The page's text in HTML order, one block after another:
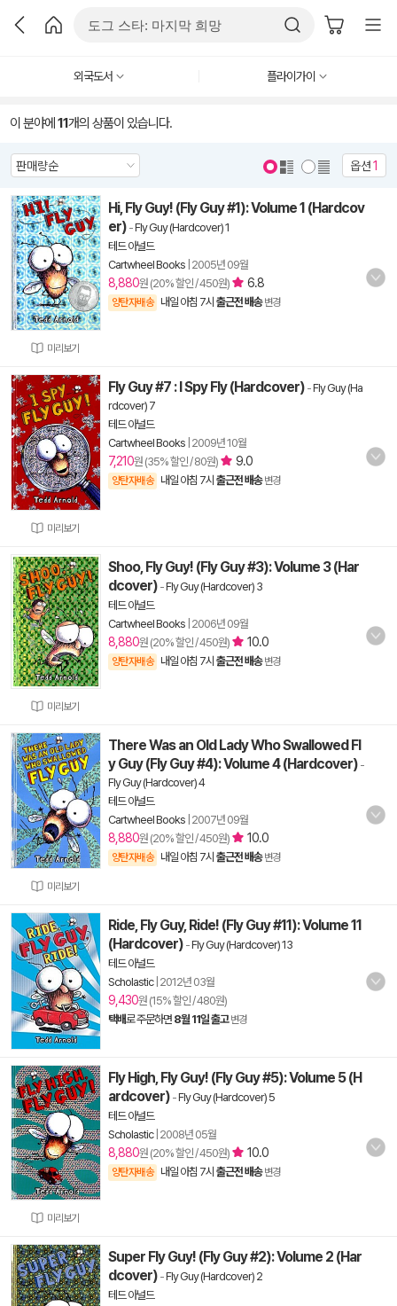
외국도서 플라이가이
이 분야에 11개의 상품이 있습니다.
옵션1
미리보기
Hi, Fly Guy! (Fly Guy #1): Volume 1 (Hardcov
er) -Fly Guy (Hardcover) 1
테드 아널드
Cartwheel Books 2005년 09월
8,880원 (20% 할인 / 450원) 6.8
양탄자배송 내일 아침 7시 출근전 배송 변경
미리보기
Fly Guy #7 : I Spy Fly (Hardcover) -Fly Guy (Ha
rdcover) 7
테드 아널드
Cartwheel Books 2009년 10월
7,210원 (35% 할인 / 80원) 9.0
양탄자배송 내일 아침 7시 출근전 배송 변경
미리보기
Shoo, Fly Guy! (Fly Guy #3): Volume 3 (Har
dcover) -Fly Guy (Hardcover) 3
테드 아널드
Cartwheel Books 2006년 09월
8,880원 (20% 할인 / 450원) 10.0
양탄자배송 내일 아침 7시 출근전 배송 변경
미리보기
There Was an Old Lady Who Swallowed Fl
y Guy (Fly Guy #4): Volume 4 (Hardcover) -
Fly Guy (Hardcover) 4
테드 아널드
Cartwheel Books 2007년 09월
8,880원 (20% 할인 / 450원) 10.0
양탄자배송 내일 아침 7시 출근전 배송 변경
Ride, Fly Guy, Ride! (Fly Guy #11): Volume 11
(Hardcover) -Fly Guy (Hardcover) 13
테드 아널드
Scholastic| 2012년 03월
9,430원 (15% 할인 / 480원)
택배로 주문하면 8월 11일 출고 변경
미리보기
Fly High, Fly Guy! (Fly Guy #5): Volume 5 (H
ardcover) -Fly Guy (Hardcover) 5
테드 아널드
Scholastic| 2008년 05월
8,880원 (20% 할인 / 450원) 10.0
양탄자배송 내일 아침 7시 출근전 배송 변경
Super Fly Guy! (Fly Guy #2): Volume 2 (Har
dcover) -Fly Guy (Hardcover) 2
테드 아널드